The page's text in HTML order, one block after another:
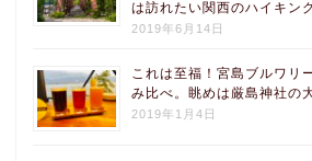
は訪れたい関西のハイキン
2019年6月14日
これは至福！宮島ブルワリ
み比べ。眺めは厳島神社の
2019年1月4日